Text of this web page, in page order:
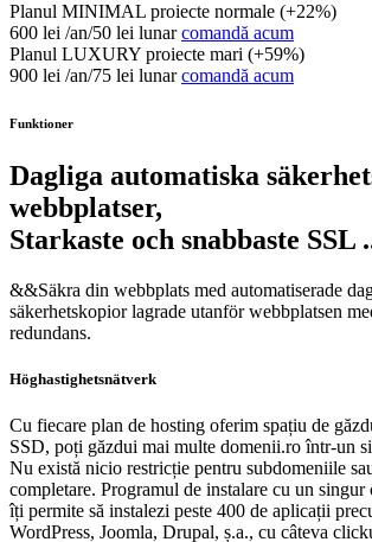
Planul MINIMAL proiecte normale (+22%)
600 lei /an/50 lei lunar comandă acum
Planul LUXURY proiecte mari (+59%)
900 lei /an/75 lei lunar comandă acum
Funktioner
Dagliga automatiska
webbplatser,
Starkaste och snabbaste SSL
&&Säkra din webbplats med automatiserade
säkerhetskopior lagrade utanför webbplatsen
redundans.
Höghastighetsnätverk
Cu fiecare plan de hosting oferim spațiu de
SSD, poți găzdui mai multe domenii.ro într-un
Nu există nicio restricție pentru subdomeniile
completare. Programul de instalare cu un
îți permite să instalezi peste 400 de aplicații
WordPress, Joomla, Drupal, ș.a., cu câteva